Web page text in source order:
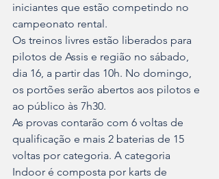
iniciantes que estão competindo no
campeonato rental.
Os treinos livres estão liberados para
pilotos de Assis e região no sábado,
dia 16, a partir das 10h. No domingo,
os portões serão abertos aos pilotos e
ao público às 7h30.
As provas contarão com 6 voltas de
qualificação e mais 2 baterias de 15
voltas por categoria. A categoria
Indoor é composta por karts de